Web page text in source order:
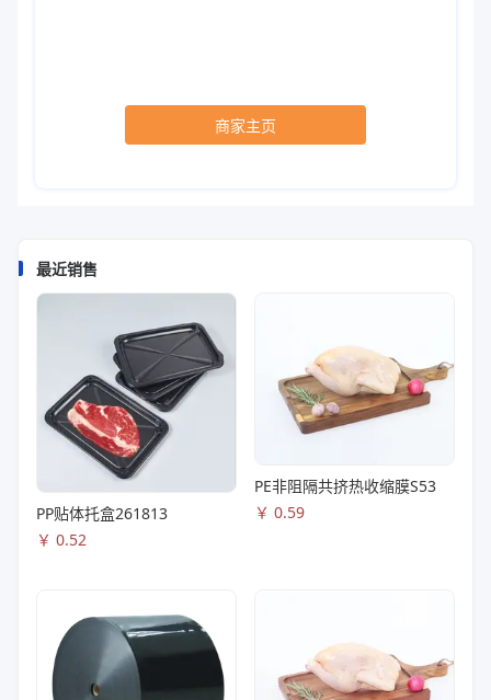
商家主页
最近销售
PP贴体托盒261813
￥ 0.52
PE非阻隔共挤热收缩膜S53
￥ 0.59